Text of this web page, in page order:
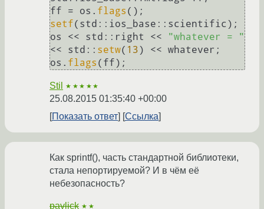
ff = os. flags
setf(std::ios_base::scientific);
os << std::right <<
"whatever = "
<< std:: setw( 13) << whatever;
os. flags (ff);
Stil ★★★★★
25.08.2015 01:35:40 +00:00
Показать ответ
Ссылка
Как sprintf(), часть стандартной библиотеки,
стала непортируемой? И в чём её
небезопасность?
pavlick ★★